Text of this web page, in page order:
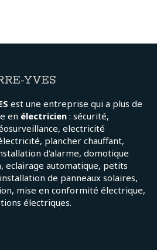
YVES
est une entreprise qui a plus de
en électricien : sécurité,
electricité
plancher chauffant,
d'alarme, domotique
eclairage automatique, petits
de panneaux solaires,
mise en conformité électrique,
électriques.